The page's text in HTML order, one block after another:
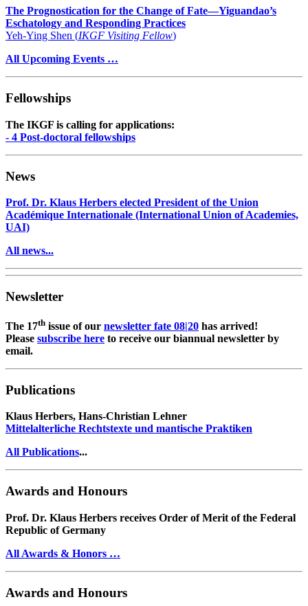
The Prognostication for the Change of Fate—Yiguandao’s
Eschatology and Responding Practices
Yeh-Ying Shen (IKGF Visiting Fellow)
All Upcoming Events …
Fellowships
The IKGF is calling for applications:
- 4 Post-doctoral fellowships
News
Prof. Dr. Klaus Herbers elected President of the Union
Académique Internationale (International Union of Academies,
UAI)
All news...
Newsletter
The 17th issue of our newsletter fate 08|20 has arrived!
Please subscribe here to receive our biannual newsletter by
email.
Publications
Klaus Herbers, Hans-Christian Lehner
Mittelalterliche Rechtstexte und mantische Praktiken
All Publications...
Awards and Honours
Prof. Dr. Klaus Herbers receives Order of Merit of the Federal
Republic of Germany
All Awards & Honors …
Awards and Honours